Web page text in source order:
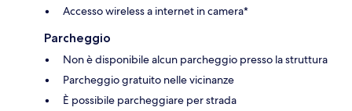
Accesso wireless a internet in camera*
Parcheggio
Non è disponibile alcun parcheggio presso la struttura
Parcheggio gratuito nelle vicinanze
È possibile parcheggiare per strada